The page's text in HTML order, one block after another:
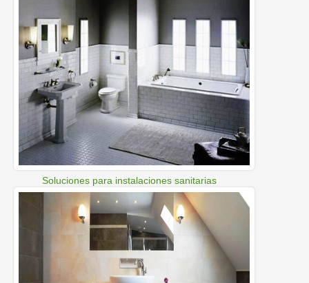
Soluciones para instalaciones sanitarias